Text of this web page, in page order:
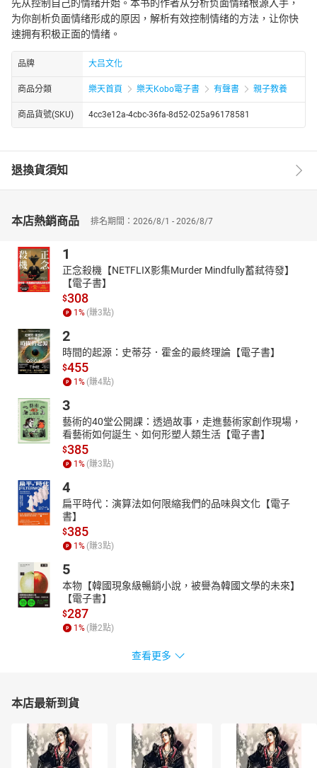
先从控制自己的情绪开始。本书的作者从分析负面情绪根源入手，
为你剖析负面情绪形成的原因，解析有效控制情绪的方法，让你快
速拥有积极正面的情绪。
品牌 大吕文化
商品分類 樂天首頁 樂天Kobo電子書 有聲書 親子教養
商品貨號(SKU) 4cc3e12a-4cbc-36fa-8d52-025a96178581
退換貨須知
本店熱銷商品 排名期間：2026/8/1 - 2026/8/7
1
正念殺機【NETFLIX影集Murder Mindfully蓄弒待發】
【電子書】
$308
1% (賺3點)
2
時間的起源：史蒂芬．霍金的最終理論【電子書】
$455
1% (賺4點)
3
藝術的40堂公開課：透過故事，走進藝術家創作現場，
看藝術如何誕生、如何形塑人類生活【電子書】
$385
1% (賺3點)
4
扁平時代：演算法如何限縮我們的品味與文化【電子
書】
$385
1% (賺3點)
5
本物【韓國現象級暢銷小說，被譽為韓國文學的未來】
【電子書】
$287
1% (賺2點)
查看更多
本店最新到貨